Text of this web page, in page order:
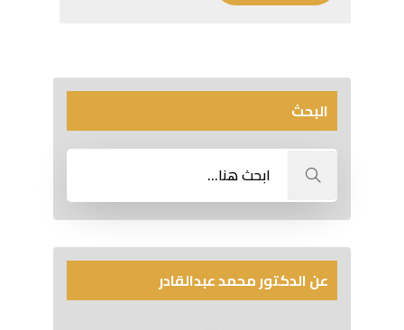
البحث
عن الدكتور محمد عبدالقادر